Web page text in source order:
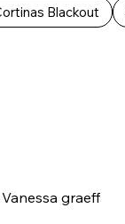
Blackout
Vanessa graeff